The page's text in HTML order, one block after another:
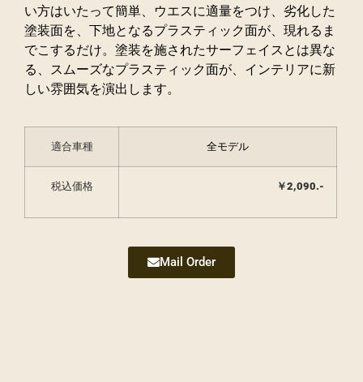
い方はいたって簡単、ウエスに適量をつけ、劣化した
塗装面を、下地となるプラスティック面が、現れるま
でこするだけ。塗装を施されたサーフェイスとは異な
る、スムーズなプラスティック面が、インテリアに新
しい雰囲気を演出します。
適合車種 全モデル
税込価格 ￥2,090.-
Mail Order